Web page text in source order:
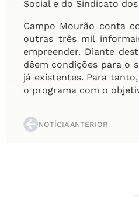
Social e do Sindicato
Campo Mourão conta
outras três mil
empreender. Diante
dêem condições para o
já existentes. Para
o programa com o
NOTÍCIA ANTERIOR